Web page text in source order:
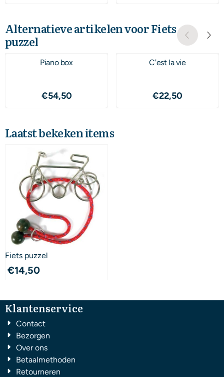
Alternatieve artikelen voorFiets
puzzel
Piano box
Prijs: 54,50
€54,50
C'est la vie
Prijs: 22,50
€22,50
Laatst bekeken items
Fiets puzzel
€14,50
Klantenservice
Contact
Bezorgen
Over ons
Betaalmethoden
Retourneren